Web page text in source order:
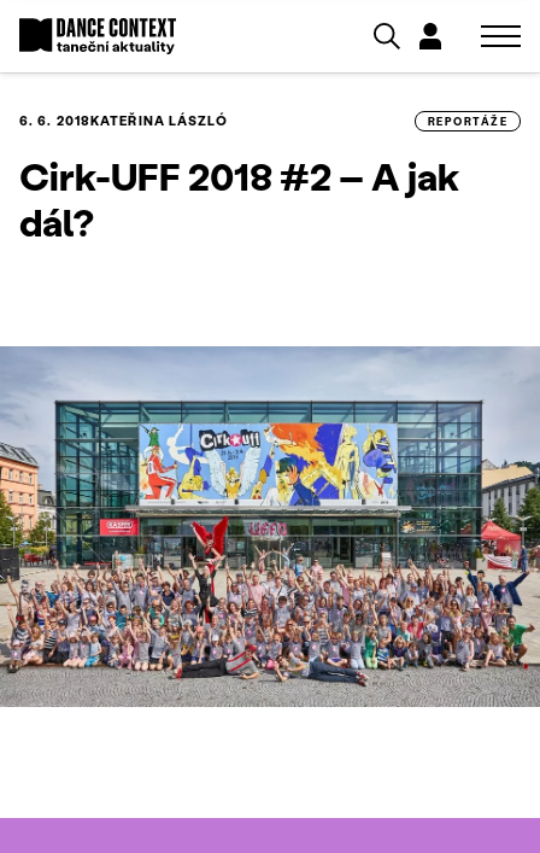
6. 6. 2018KATEŘINA LÁSZLÓ REPORTÁŽE
Cirk-UFF 2018 #2 – A jak
dál?